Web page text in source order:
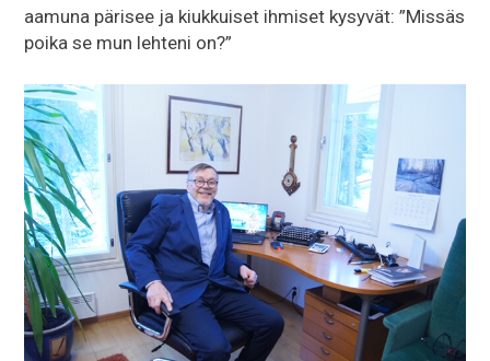
aamuna pärisee ja kiukkuiset ihmiset kysyvät: ”Missäs
poika se mun lehteni on?”